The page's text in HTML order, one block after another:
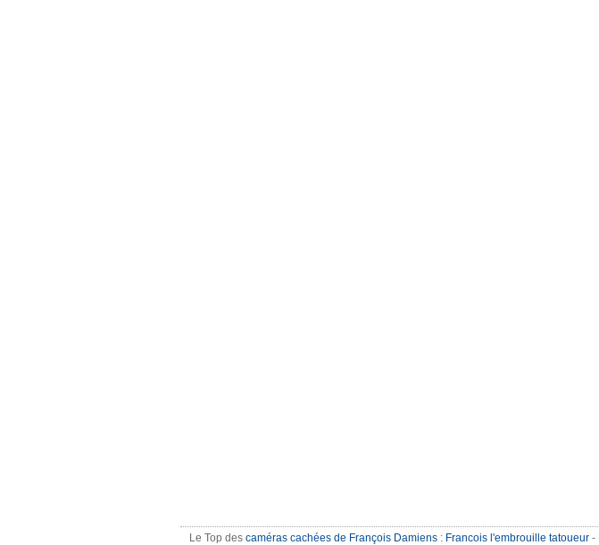
Le Top des caméras cachées de François Damiens : Francois l'embrouille tatoueur -